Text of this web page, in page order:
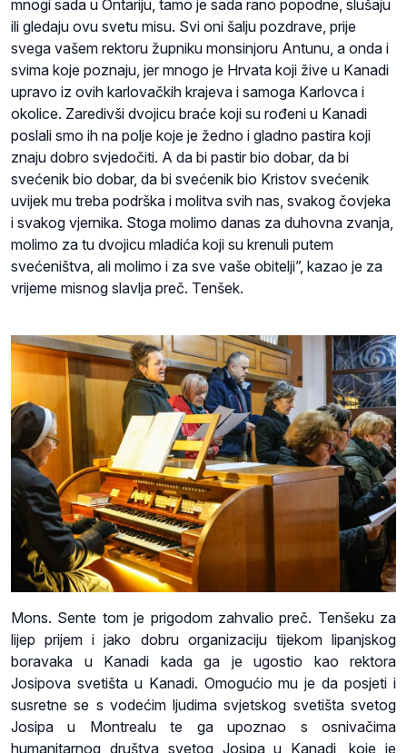
mnogi sada u Ontariju, tamo je sada rano popodne, slušaju
ili gledaju ovu svetu misu. Svi oni šalju pozdrave, prije
svega vašem rektoru župniku monsinjoru Antunu, a onda i
svima koje poznaju, jer mnogo je Hrvata koji žive u Kanadi
upravo iz ovih karlovačkih krajeva i samoga Karlovca i
okolice. Zaredivši dvojicu braće koji su rođeni u Kanadi
poslali smo ih na polje koje je žedno i gladno pastira koji
znaju dobro svjedočiti. A da bi pastir bio dobar, da bi
svećenik bio dobar, da bi svećenik bio Kristov svećenik
uvijek mu treba podrška i molitva svih nas, svakog čovjeka
i svakog vjernika. Stoga molimo danas za duhovna zvanja,
molimo za tu dvojicu mladića koji su krenuli putem
svećeništva, ali molimo i za sve vaše obitelji”, kazao je za
vrijeme misnog slavlja preč. Tenšek.
Mons. Sente tom je prigodom zahvalio preč. Tenšeku za
lijep prijem i jako dobru organizaciju tijekom lipanjskog
boravaka u Kanadi kada ga je ugostio kao rektora
Josipova svetišta u Kanadi. Omogućio mu je da posjeti i
susretne se s vodećim ljudima svjetskog svetišta svetog
Josipa u Montrealu te ga upoznao s osnivačima
humanitarnog društva svetog Josipa u Kanadi, koje je